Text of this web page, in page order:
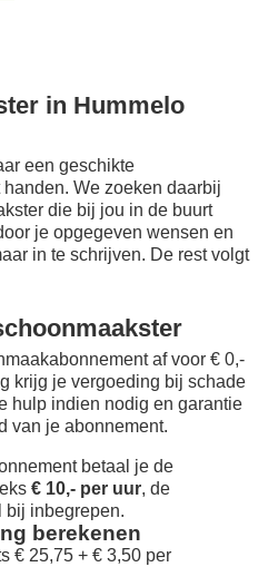
in Hummelo
een geschikte
We zoeken daarbij
die bij jou in de buurt
je opgegeven wensen en
in te schrijven. De rest volgt
af voor € 0,-
krijg je vergoeding bij schade
hulp indien nodig en garantie
van je abonnement.
betaal je de
€ 10,- per uur, de
bij inbegrepen.
berekenen
€ 25,75 + € 3,50 per